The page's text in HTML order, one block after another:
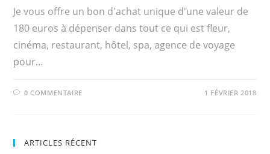
Je vous offre un bon d'achat unique d'une valeur de
180 euros à dépenser dans tout ce qui est fleur,
cinéma, restaurant, hôtel, spa, agence de voyage
pour…
0 COMMENTAIRE 1 FÉVRIER 2018
ARTICLES RÉCENT